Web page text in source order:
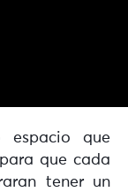
que
que cada
tener un